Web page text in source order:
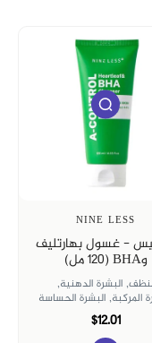
NINE LESS
ليس - سيروم حمض
الأزيليك 10% (30 مل)
جفاف الجلد,البشرة العادية,
المركبة, البشرة الحساسة
$18.30